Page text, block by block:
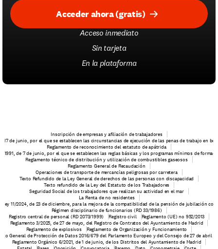
Acceder ahora (gratis)
Acceso inmediato
Sin tarjeta
En la plataforma
Inscripción de empresas y afiliación de trabajadores
17 de junio, por el que se establecen las circunstancias de ejecución de las penas de trabajo en
Reglamento de reconocimiento del estatuto de apátrida
1991, de 7 de junio, por el que se establecen las reglas básicas y los programas mínimos de
Reglamento técnico de distribución y utilización de combustibles gaseosos
Reglamento General de Recaudación
Operaciones de transporte de mercancías peligrosas por carretera
Texto Refundido de la Ley General de derechos de las personas con discapacidad
Texto refundido de la Ley del Estatuto de los Trabajadores
Seguridad Social de los trabajadores que realizan su actividad en el mar
La Renta de no residentes
ley 11/2024, de 23 de diciembre, para la mejora de la compatibilidad de la pensión de jubilación
Régimen disciplinario de funcionarios (RD 33/1986)
Registro central de personal (RD 2073/1999)
Registro civil
Reglamento (UE) no 952/2013
Reglamento 3/2025, de 27 de mayo, del Registro de Contratos del Ayuntamiento de Madrid
Reglamento de explosivos
Reglamento de Organización y Funcionamiento
General de Protección de Datos 2016/679 del Parlamento Europeo y del Consejo de 27 de abril
Reglamento Orgánico 6/2021, de 1 de junio, de los Distritos del Ayuntamiento de Madrid